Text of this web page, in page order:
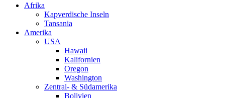
Afrika
Kapverdische Inseln
Tansania
Amerika
USA
Hawaii
Kalifornien
Oregon
Washington
Zentral- & Südamerika
Bolivien